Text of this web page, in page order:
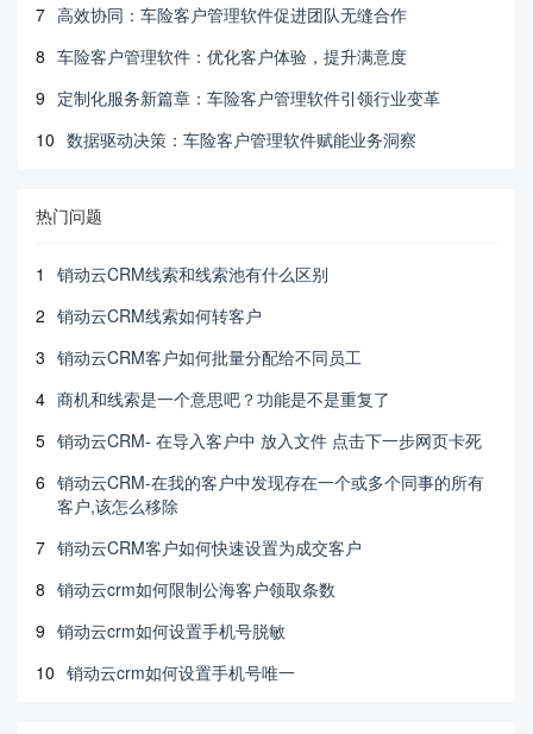
7 高效协同：车险客户管理软件促进团队无缝合作
8 车险客户管理软件：优化客户体验，提升满意度
9 定制化服务新篇章：车险客户管理软件引领行业变革
10 数据驱动决策：车险客户管理软件赋能业务洞察
热门问题
1
销动云CRM线索和线索池有什么区别
2 销动云CRM线索如何转客户
3 销动云CRM客户如何批量分配给不同员工
4 商机和线索是一个意思吧？功能是不是重复了
5 销动云CRM- 在导入客户中 放入文件 点击下一步网页卡死
6 销动云CRM-在我的客户中发现存在一个或多个同事的所有
客户,该怎么移除
7 销动云CRM客户如何快速设置为成交客户
8 销动云crm如何限制公海客户领取条数
9 销动云crm如何设置手机号脱敏
10 销动云crm如何设置手机号唯一